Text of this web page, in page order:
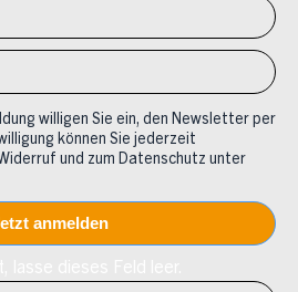
willigen Sie ein, den Newsletter per
können Sie jederzeit
und zum Datenschutz unter